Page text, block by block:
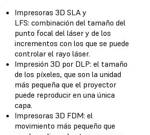
Impresoras 3D SLA y
LFS: combinación del tamaño del
punto focal del láser y de los
incrementos con los que se puede
controlar el rayo láser.
Impresión 3D por DLP: el tamaño
de los píxeles, que son la unidad
más pequeña que el proyector
puede reproducir en una única
capa.
Impresoras 3D FDM: el
movimiento más pequeño que